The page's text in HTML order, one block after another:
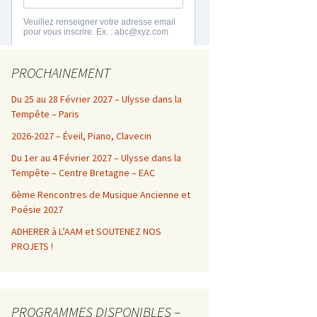
PROCHAINEMENT
Du 25 au 28 Février 2027 – Ulysse dans la
Tempête – Paris
2026-2027 – Éveil, Piano, Clavecin
Du 1er au 4 Février 2027 – Ulysse dans la
Tempête – Centre Bretagne – EAC
6ème Rencontres de Musique Ancienne et
Poésie 2027
ADHERER à L’AAM et SOUTENEZ NOS
PROJETS !
PROGRAMMES DISPONIBLES –